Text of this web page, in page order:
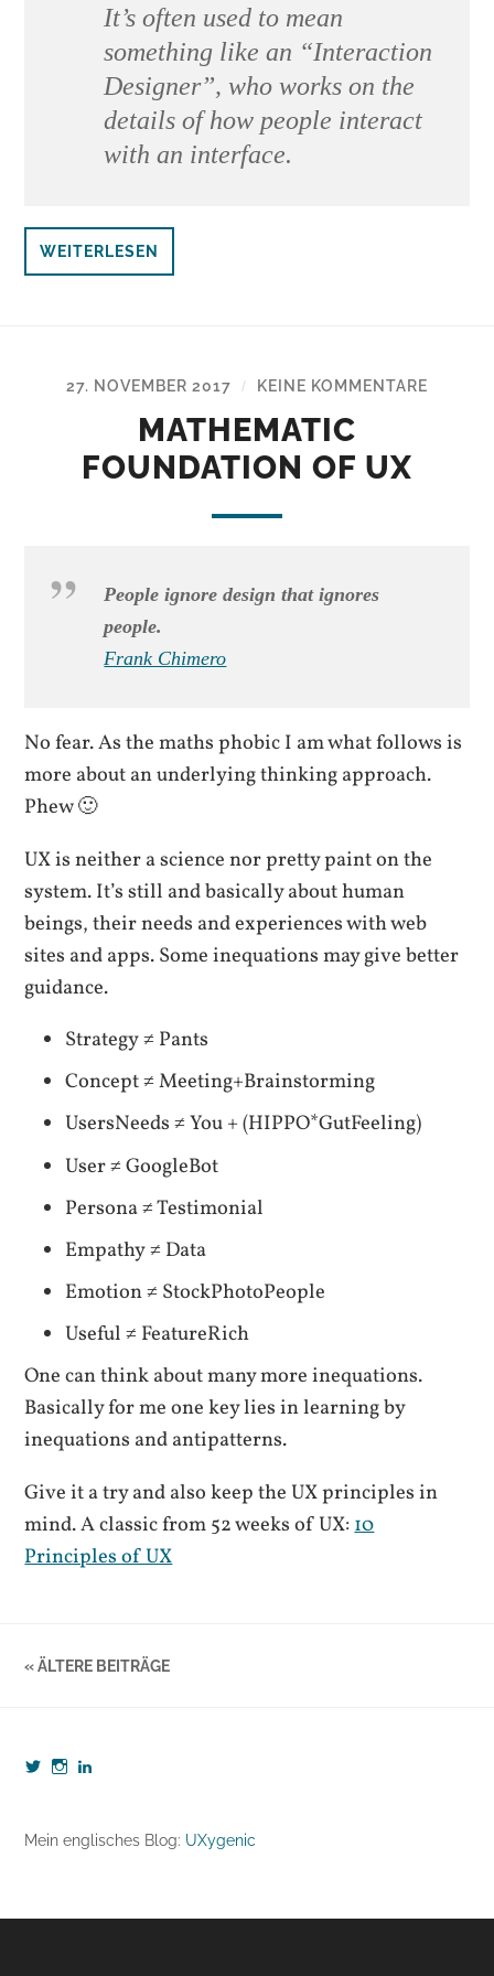
It’s often used to mean
something like an “Interaction
Designer”, who works on the
details of how people interact
with an interface.
WEITERLESEN
27. NOVEMBER 2017 / KEINE KOMMENTARE
MATHEMATIC
FOUNDATION OF UX
People ignore design that ignores
people.
Frank Chimero
No fear. As the maths phobic I am what follows is
more about an underlying thinking approach.
Phew 🙂
UX is neither a science nor pretty paint on the
system. It’s still and basically about human
beings, their needs and experiences with web
sites and apps. Some inequations may give better
guidance.
Strategy ≠ Pants
Concept ≠ Meeting+Brainstorming
UsersNeeds ≠ You + (HIPPO*GutFeeling)
User ≠ GoogleBot
Persona ≠ Testimonial
Empathy ≠ Data
Emotion ≠ StockPhotoPeople
Useful ≠ FeatureRich
One can think about many more inequations.
Basically for me one key lies in learning by
inequations and antipatterns.
Give it a try and also keep the UX principles in
mind. A classic from 52 weeks of UX:10
Principles of UX
« ÄLTERE BEITRÄGE
Profil
Twitter
anzeigen
Profil
Instagram
anzeigen
8190b5b7
Mein englisches Blog: UXygenic